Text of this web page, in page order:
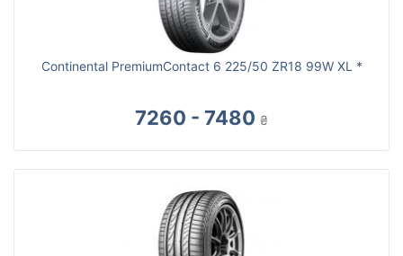
Continental PremiumContact 6 225/50 ZR18 99W XL *
7260 - 7480 ₴